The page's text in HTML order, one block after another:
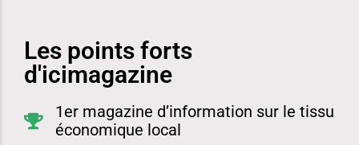
Les points forts
d'icimagazine
1er magazine d’information sur le tissu
économique local